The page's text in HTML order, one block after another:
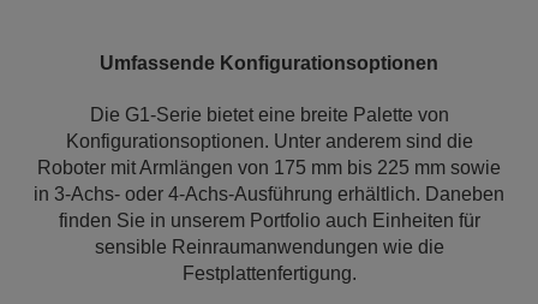
Umfassende Konfigurationsoptionen
Die G1-Serie bietet eine breite Palette von
Konfigurationsoptionen. Unter anderem sind die
Roboter mit Armlängen von 175 mm bis 225 mm sowie
in 3-Achs- oder 4-Achs-Ausführung erhältlich. Daneben
finden Sie in unserem Portfolio auch Einheiten für
sensible Reinraumanwendungen wie die
Festplattenfertigung.